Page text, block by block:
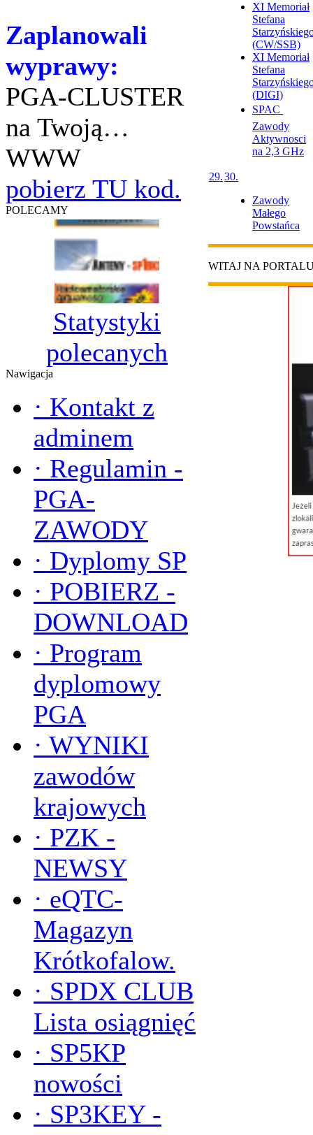
Zaplanowali
wyprawy:
PGA-CLUSTER
na Twoją…
WWW
pobierz TU kod.
POLECAMY
Statystyki
polecanych
Nawigacja
· Kontakt z
adminem
· Regulamin -
PGA-
ZAWODY
· Dyplomy SP
· POBIERZ -
DOWNLOAD
· Program
dyplomowy
PGA
· WYNIKI
zawodów
krajowych
· PZK -
NEWSY
· eQTC-
Magazyn
Krótkofalow.
· SPDX CLUB
Lista osiągnięć
· SP5KP
nowości
· SP3KEY -
XI Memoriał
Stefana
(CW/SSB)
XI Memoriał
Stefana
(DIGI)
SPAC 
Zawody
Aktywnosci
na 2,3 GHz
29.30.
Zawody
Małego
Powstańca
WITAJ NA